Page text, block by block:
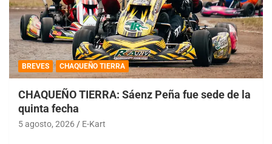
BREVES CHAQUEÑO TIERRA
CHAQUEÑO TIERRA: Sáenz Peña fue sede de la
quinta fecha
5 agosto, 2026 E-Kart